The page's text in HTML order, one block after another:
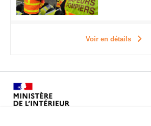
Voir en détails